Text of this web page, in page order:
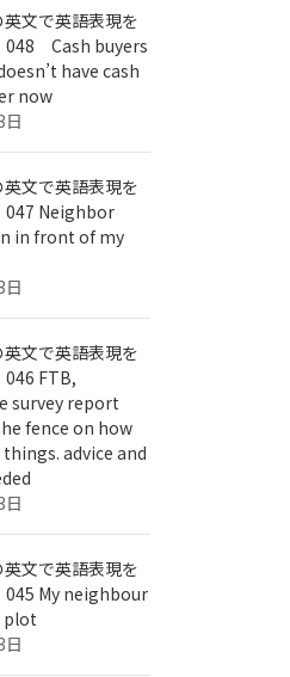
文で英語表現を
Cash buyers
have cash
now
文で英語表現を
Neighbor
in front of my
文で英語表現を
FTB,
survey report
fence on how
advice and
文で英語表現を
My neighbour
plot